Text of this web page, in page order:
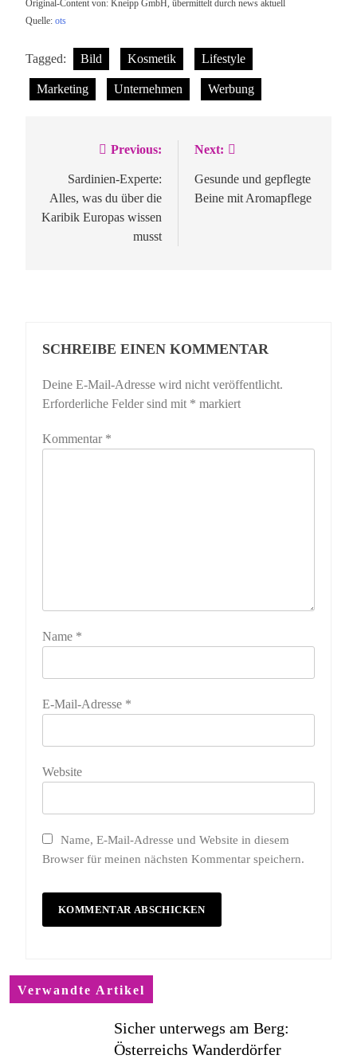
Original-Content von: Kneipp GmbH, übermittelt durch news aktuell
Quelle: ots
Tagged: Bild Kosmetik Lifestyle
Marketing Unternehmen Werbung
Beitragsnavigation
Previous:
Sardinien-Experte:
Alles, was du über die
Karibik Europas wissen
musst
Next:
Gesunde und gepflegte
Beine mit Aromapflege
SCHREIBE EINEN KOMMENTAR
Deine E-Mail-Adresse wird nicht veröffentlicht.
Erforderliche Felder sind mit * markiert
Kommentar *
Name *
E-Mail-Adresse *
Website
Name, E-Mail-Adresse und Website in diesem
Browser für meinen nächsten Kommentar speichern.
Verwandte Artikel
Sicher unterwegs am Berg:
Österreichs Wanderdörfer